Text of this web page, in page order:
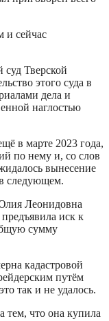
и сейчас
Тверской
этого суда в
дела и
наглостью
в марте 2023 года,
по нему и, со слов
вынесение
следующем.
Леонидовна
иск к
сумму
кадастровой
путём
так и не удалось.
что она купила